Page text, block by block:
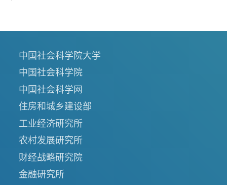
中国社会科学院大学
中国社会科学院
中国社会科学网
住房和城乡建设部
工业经济研究所
农村发展研究所
财经战略研究院
金融研究所